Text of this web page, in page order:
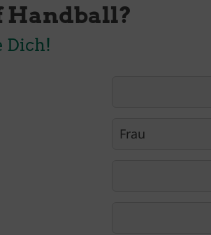
Handball?
Dich!